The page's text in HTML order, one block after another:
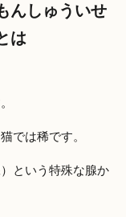
んしゅういせ
は
では稀です。
という特殊な腺か